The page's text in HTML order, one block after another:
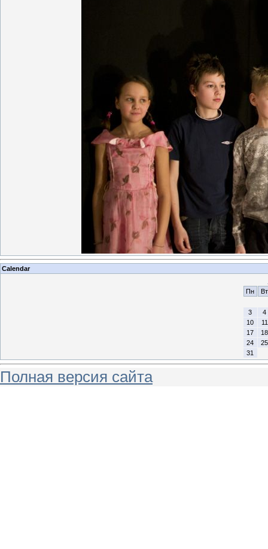
Calendar
Пн
Вт
3
4
10
11
17
18
24
25
31
Полная версия сайта